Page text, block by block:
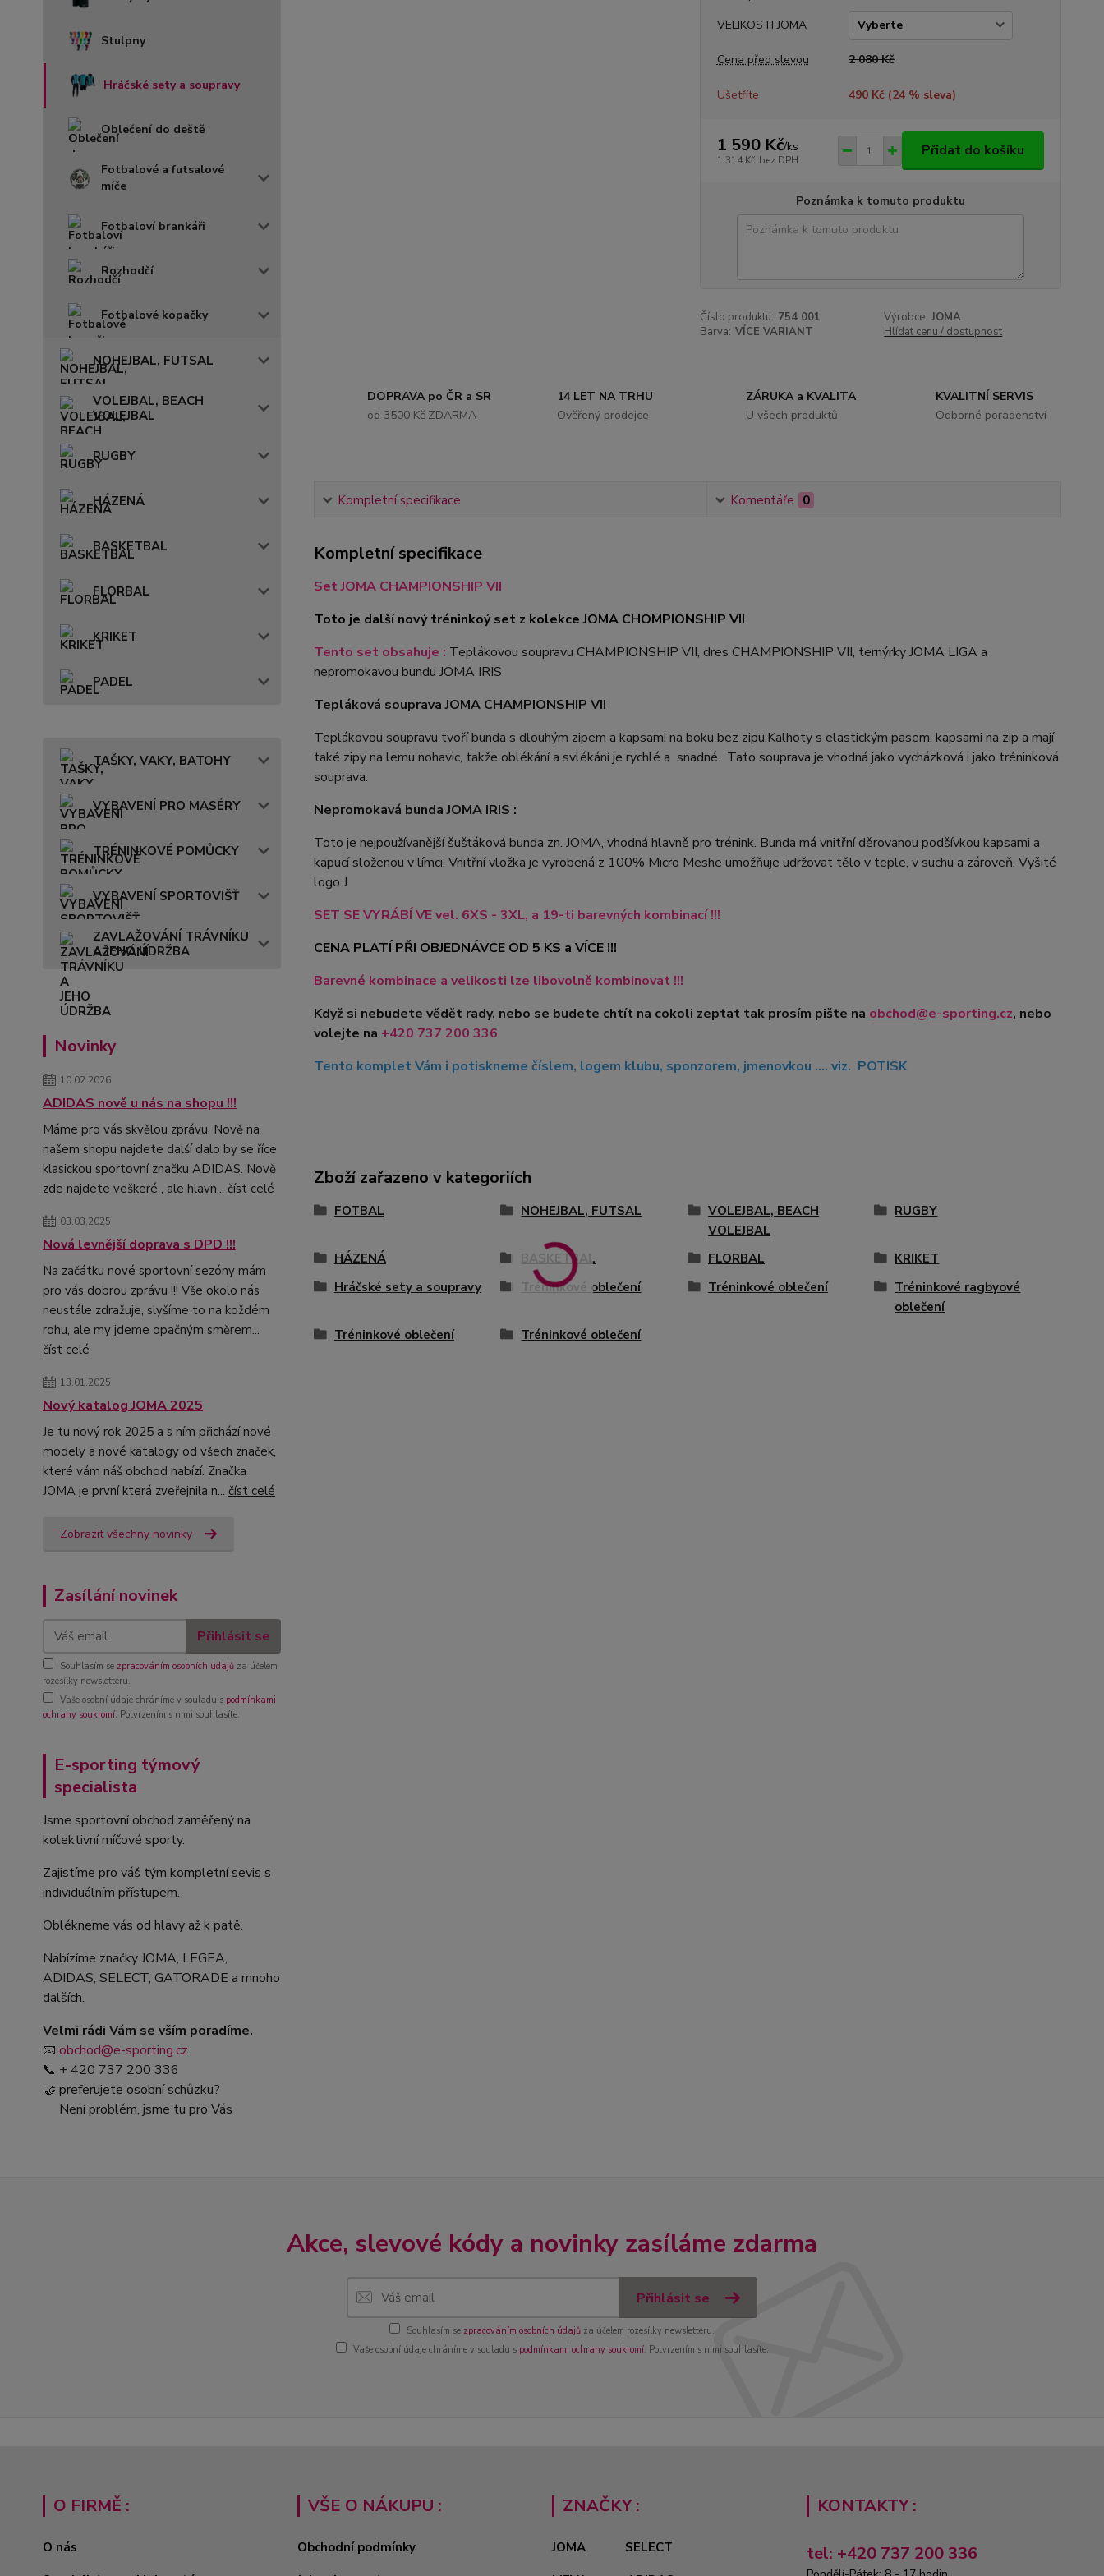
Stulpny
Hráčské sety a soupravy
Oblečení do deště
Fotbalové a futsalové
míče
Fotbaloví brankáři
Rozhodčí
Fotbalové kopačky
NOHEJBAL, FUTSAL
VOLEJBAL, BEACH
VOLEJBAL
RUGBY
HÁZENÁ
BASKETBAL
FLORBAL
KRIKET
PADEL
TAŠKY, VAKY, BATOHY
VYBAVENÍ PRO MASÉRY
TRÉNINKOVÉ POMŮCKY
VYBAVENÍ SPORTOVIŠŤ
ZAVLAŽOVÁNÍ TRÁVNÍKU
A JEHO ÚDRŽBA
Novinky
10.02.2026
ADIDAS nově u nás na shopu !!!
Máme pro vás skvělou zprávu. Nově na
našem shopu najdete další dalo by se říce
klasickou sportovní značku ADIDAS. Nově
zde najdete veškeré , ale hlavn... číst celé
03.03.2025
Nová levnější doprava s DPD !!!
Na začátku nové sportovní sezóny mám
pro vás dobrou zprávu !!! Vše okolo nás
neustále zdražuje, slyšíme to na koždém
rohu, ale my jdeme opačným směrem...
číst celé
13.01.2025
Nový katalog JOMA 2025
Je tu nový rok 2025 a s ním přichází nové
modely a nové katalogy od všech značek,
které vám náš obchod nabízí. Značka
JOMA je první která zveřejnila n... číst celé
Zobrazit všechny novinky
Zasílání novinek
Přihlásit se
Souhlasím se zpracováním osobních údajů za účelem
rozesílky newsletteru.
Vaše osobní údaje chráníme v souladu s podmínkami
ochrany soukromí. Potvrzením s nimi souhlasíte.
E-sporting týmový
specialista
Jsme sportovní obchod zaměřený na
kolektivní míčové sporty.
Zajistíme pro váš tým kompletní sevis s
individuálním přístupem.
Oblékneme vás od hlavy až k patě.
Nabízíme značky JOMA, LEGEA,
ADIDAS, SELECT, GATORADE a mnoho
dalších.
Velmi rádi Vám se vším poradíme.
📧 obchod@e-sporting.cz
📞 + 420 737 200 336
🤝 preferujete osobní schůzku?
Není problém, jsme tu pro Vás
VELIKOSTI JOMA
Cena před slevou 2 080 Kč
Ušetříte 490 Kč (24% sleva)
1 590 Kč/ks
1 314 Kč bez DPH
Přidat do košíku
Poznámka k tomuto produktu
Číslo produktu: 754 001 Výrobce: JOMA
Barva: VÍCE VARIANT Hlídat cenu / dostupnost
DOPRAVA po ČR a SR
od 3500 Kč ZDARMA
14 LET NA TRHU
Ověřený prodejce
ZÁRUKA a KVALITA
U všech produktů
KVALITNÍ SERVIS
Odborné poradenství
Kompletní specifikace Komentáře 0
Kompletní specifikace
Set JOMA CHAMPIONSHIP VII
Toto je další nový tréninkoý set z kolekce JOMA CHOMPIONSHIP VII
Tento set obsahuje : Teplákovou soupravu CHAMPIONSHIP VII, dres CHAMPIONSHIP VII, ternýrky JOMA LIGA a
nepromokavou bundu JOMA IRIS
Tepláková souprava JOMA CHAMPIONSHIP VII
Teplákovou soupravu tvoří bunda s dlouhým zipem a kapsami na boku bez zipu.Kalhoty s elastickým pasem, kapsami na zip a mají
také zipy na lemu nohavic, takže oblékání a svlékání je rychlé a snadné. Tato souprava je vhodná jako vycházková i jako tréninková
souprava.
Nepromokavá bunda JOMA IRIS :
Toto je nejpoužívanější šušťáková bunda zn. JOMA, vhodná hlavně pro trénink. Bunda má vnitřní děrovanou podšívkou kapsami a
kapucí složenou v límci. Vnitřní vložka je vyrobená z 100% Micro Meshe umožňuje udržovat tělo v teple, v suchu a zároveň. Vyšité
logo J
SET SE VYRÁBÍ VE vel. 6XS - 3XL, a 19-ti barevných kombinací !!!
CENA PLATÍ PŘI OBJEDNÁVCE OD 5 KS a VÍCE !!!
Barevné kombinace a velikosti lze libovolně kombinovat !!!
Když si nebudete vědět rady, nebo se budete chtít na cokoli zeptat tak prosím pište na obchod@e-sporting.cz, nebo
volejte na +420 737 200 336
Tento komplet Vám i potiskneme číslem, logem klubu, sponzorem, jmenovkou .... viz. POTISK
Zboží zařazeno v kategoriích
FOTBAL NOHEJBAL, FUTSAL
VOLEJBAL, BEACH
VOLEJBAL
RUGBY
HÁZENÁ BASKETBAL FLORBAL
KRIKET
Hráčské sety a soupravy
Tréninkové oblečení Tréninkové oblečení
Tréninkové ragbyové
oblečení
Tréninkové oblečení
Tréninkové oblečení
Akce, slevové kódy a novinky zasíláme zdarma
Přihlásit se
Souhlasím se zpracováním osobních údajů za účelem rozesílky newsletteru.
Vaše osobní údaje chráníme v souladu s podmínkami ochrany soukromí. Potvrzením s nimi souhlasíte.
O FIRMĚ :
O nás
VŠE O NÁKUPU :
Obchodní podmínky
ZNAČKY :
JOMA
SELECT
KONTAKTY :
tel: +420 737 200 336